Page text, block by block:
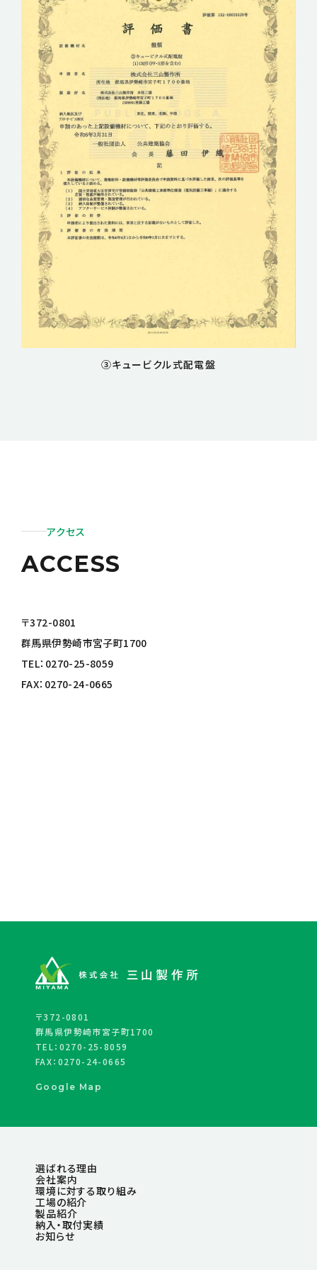
③キュービクル式配電盤
アクセス
ACCESS
〒372-0801
群馬県伊勢崎市宮子町1700
TEL：0270-25-8059
FAX：0270-24-0665
〒372-0801
群馬県伊勢崎市宮子町1700
TEL：0270-25-8059
FAX：0270-24-0665
Google Map
選ばれる理由
会社案内
環境に対する取り組み
工場の紹介
製品紹介
納入・取付実績
お知らせ